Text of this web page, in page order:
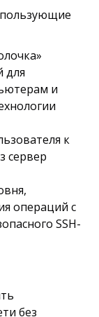
для
и
к
сервер
операций с
SSH-
без